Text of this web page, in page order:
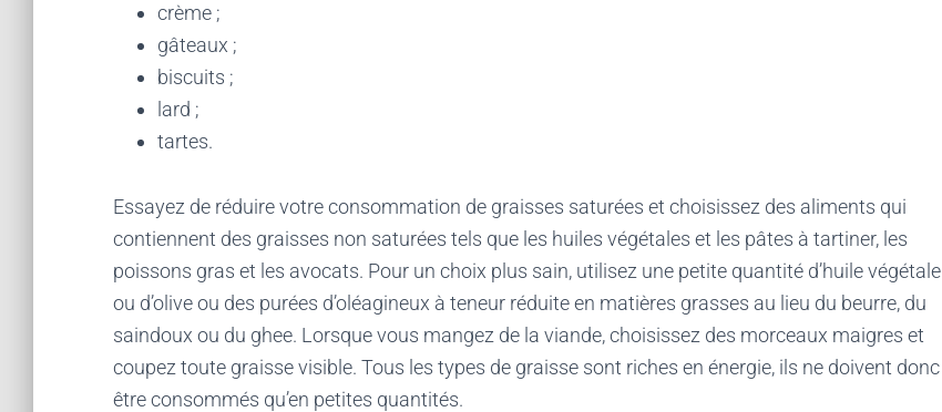
crème ;
gâteaux ;
biscuits ;
lard ;
tartes.
Essayez de réduire votre consommation de graisses saturées et choisissez des aliments qui
contiennent des graisses non saturées tels que les huiles végétales et les pâtes à tartiner, les
poissons gras et les avocats. Pour un choix plus sain, utilisez une petite quantité d’huile végétale
ou d’olive ou des purées d’oléagineux à teneur réduite en matières grasses au lieu du beurre, du
saindoux ou du ghee. Lorsque vous mangez de la viande, choisissez des morceaux maigres et
coupez toute graisse visible. Tous les types de graisse sont riches en énergie, ils ne doivent donc
être consommés qu’en petites quantités.